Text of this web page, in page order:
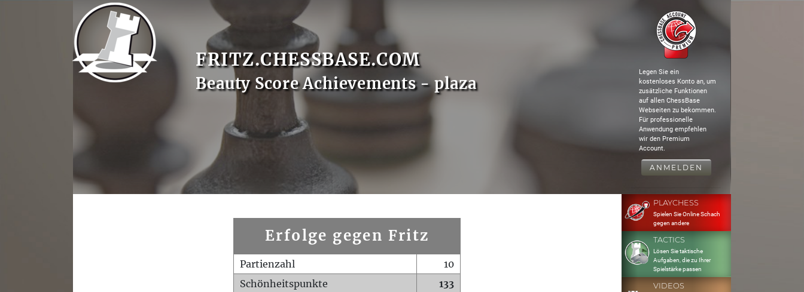
FRITZ.CHESSBASE.COM
Beauty Score Achievements - plaza
Legen Sie ein
kostenloses Konto an, um
zusätzliche Funktionen
auf allen ChessBase
Webseiten zu bekommen.
Für professionelle
Anwendung empfehlen
wir den Premium
Account.
ANMELDEN
Erfolge gegen Fritz
Partienzahl
10
Schönheitspunkte
133
PLAYCHESS
Spielen Sie Online Schach
gegen andere
TACTICS
Lösen Sie taktische
Aufgaben, die zu Ihrer
Spielstärke passen
VIDEOS